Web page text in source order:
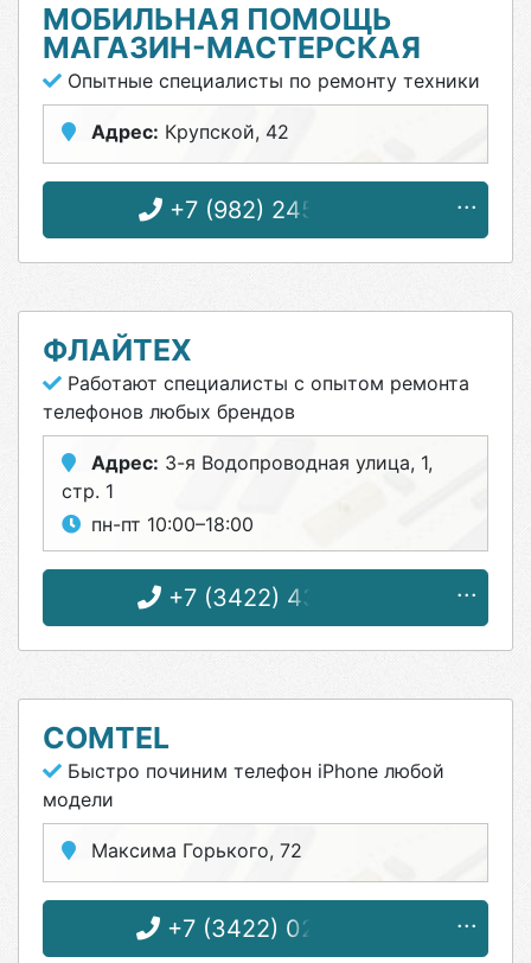
МОБИЛЬНАЯ ПОМОЩЬ
МАГАЗИН-МАСТЕРСКАЯ
Опытные специалисты по ремонту техники
Адрес: Крупской, 42
+7 (982) 245-28-38
ФЛАЙТЕХ
Работают специалисты с опытом ремонта
телефонов любых брендов
Адрес: 3-я Водопроводная улица, 1,
стр. 1
пн-пт 10:00–18:00
+7 (3422) 43-03-61
COMTEL
Быстро починим телефон iPhone любой
модели
Максима Горького, 72
+7 (3422) 02-66-90